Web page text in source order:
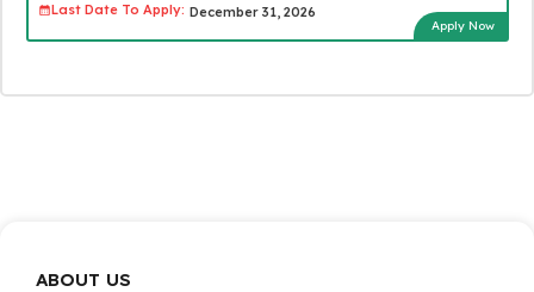
Last Date To Apply: December 31, 2026
Apply Now
ABOUT US